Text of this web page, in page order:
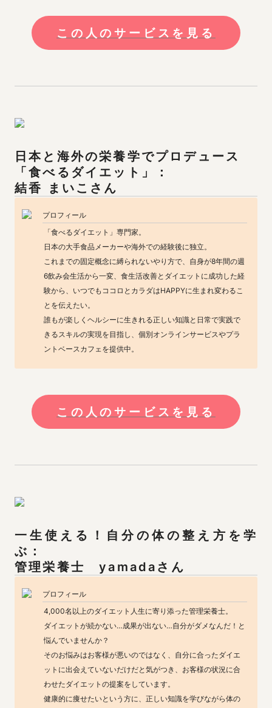
この人のサービスを見る
日本と海外の栄養学でプロデュース
結香 まいこ さん
プロフィール
「食べるダイエット」専門家。
日本の大手食品メーカーや海外での経験後に独立。
これまでの固定概念に縛られないやり方で、自身が8年間の週
6飲み会生活から一変、食生活改善とダイエットに成功した経
験から、いつでもココロとカラダはHAPPYに生まれ変わるこ
とを伝えたい。
誰もが楽しくヘルシーに生きれる正しい知識と日常で実践で
きるスキルの実現を目指し、個別オンラインサービスやプラ
ントベースカフェを提供中。
この人のサービスを見る
一生使える！自分の体の整え方を学
ぶ：
管理栄養士　yamadaさん
プロフィール
4,000名以上のダイエット人生に寄り添った管理栄養士。
ダイエットが続かない…成果が出ない…自分がダメなんだ！と
悩んでいませんか？
そのお悩みはお客様が悪いのではなく、自分に合ったダイエ
ットに出会えていないだけだと気がつき、お客様の状況に合
わせたダイエットの提案をしています。
健康的に痩せたいという方に、正しい知識を学びながら体の